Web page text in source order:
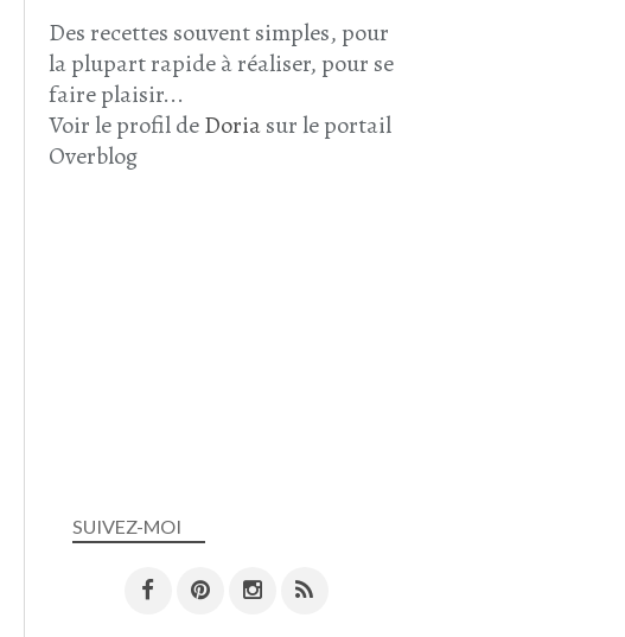
SUIVEZ-MOI
Des recettes souvent simples, pour
la plupart rapide à réaliser, pour se
faire plaisir...
Voir le profil deDoriasur le portail
Overblog